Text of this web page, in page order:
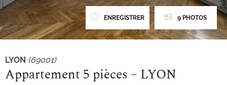
ENREGISTRER 9 PHOTOS
LYON (69001)
Appartement 5 pièces – LYON